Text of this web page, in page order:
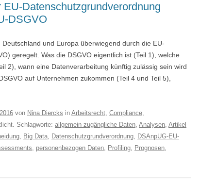
Datenschutzgrundverordnung
DSGVO
und Europa überwiegend durch die EU-
geregelt. Was die DSGVO eigentlich ist (Teil 1), welche
2), wann eine Datenverarbeitung künftig zulässig sein wird
auf Unternehmen zukommen (Teil 4 und Teil 5),
von Nina Diercks in Arbeitsrecht, Compliance,
Schlagworte: allgemein zugängliche Daten, Analysen, Artikel
, Big Data, Datenschutzgrundverordnung, DSAnpUG-EU-
, personenbezogen Daten, Profiling, Prognosen,